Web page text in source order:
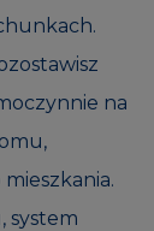
na
system